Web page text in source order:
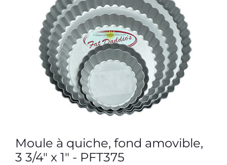
Moule à quiche, fond amovible,
3 3/4" x 1" - PFT375